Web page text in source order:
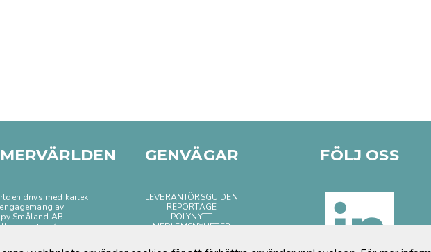
drivs med kärlek
av
Småland AB
4
GENVÄGAR
LEVERANTÖRSGUIDEN
REPORTAGE
POLYNYTT
MEDLEMSNYHETER
FÖLJ OSS